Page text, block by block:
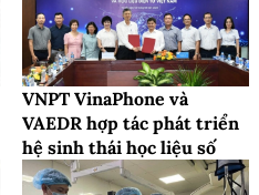
VNPT VinaPhone và
VAEDR hợp tác phát triển
hệ sinh thái học liệu số